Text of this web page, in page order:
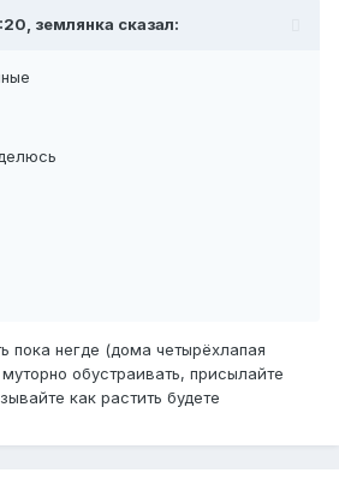
землянка сказал:
пока негде (дома четырёхлапая
обустраивать, присылайте
как растить будете